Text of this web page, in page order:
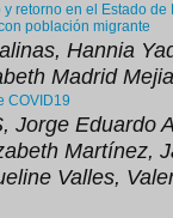
retorno en el Estado de
población migrante
Hannia
Madrid Mejia
COVID19
Jorge Eduardo
Martínez,
Valles,